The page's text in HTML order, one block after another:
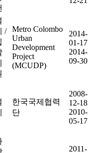
/
Metro Colombo
Urban
Development
Project
(MCUDP)
2014-
01-17
2014-
09-30
한국국제협력
단
2008-
12-18
2010-
05-17
2011-